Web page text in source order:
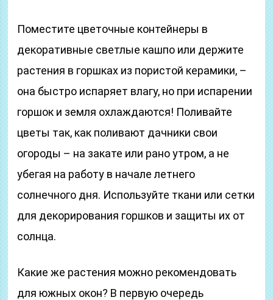
Поместите цветочные контейнеры в
декоративные светлые кашпо или держите
растения в горшках из пористой керамики, –
она быстро испаряет влагу, но при испарении
горшок и земля охлаждаются! Поливайте
цветы так, как поливают дачники свои
огороды – на закате или рано утром, а не
убегая на работу в начале летнего
солнечного дня. Используйте ткани или сетки
для декорирования горшков и защиты их от
солнца.
Какие же растения можно рекомендовать
для южных окон? В первую очередь